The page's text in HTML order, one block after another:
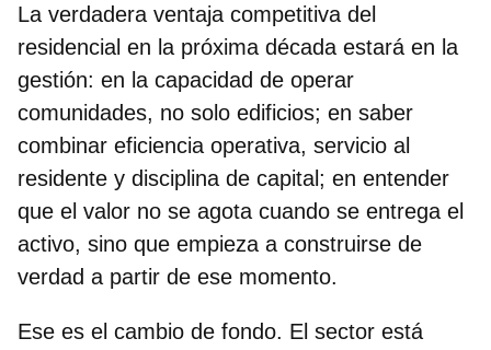
La verdadera ventaja competitiva del
residencial en la próxima década estará en la
gestión: en la capacidad de operar
comunidades, no solo edificios; en saber
combinar eficiencia operativa, servicio al
residente y disciplina de capital; en entender
que el valor no se agota cuando se entrega el
activo, sino que empieza a construirse de
verdad a partir de ese momento.
Ese es el cambio de fondo. El sector está